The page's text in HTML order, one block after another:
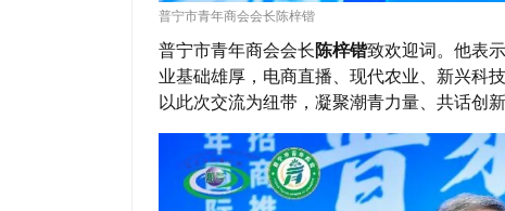
普宁市青年商会会长陈梓锴
普宁市青年商会会长陈梓锴致欢迎词。他表
业基础雄厚，电商直播、现代农业、新兴科
以此次交流为纽带，凝聚潮青力量、共话创